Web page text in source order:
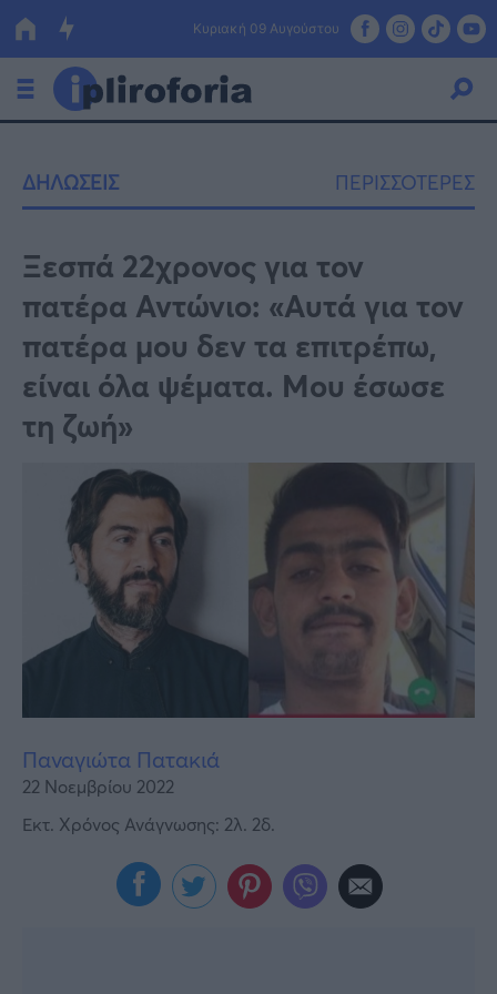
Κυριακή 09 Αυγούστου
Οικονομία
Πολιτική
Τράπεζες
Επιδοτήσεις
ΕΣΠΑ
Κόσμος
Lifestyle
Αθλητικά
Υγεία
Γυναίκα
Καιρός
ΔΗΛΩΣΕΙΣ ΠΕΡΙΣΣΟΤΕΡΕΣ
Ξεσπά 22χρονος για τον
πατέρα Αντώνιο: «Αυτά για τον
πατέρα μου δεν τα επιτρέπω,
είναι όλα ψέματα. Μου έσωσε
τη ζωή»
Παναγιώτα Πατακιά
22 Νοεμβρίου 2022
Εκτ. Χρόνος Ανάγνωσης: 2λ. 2δ.